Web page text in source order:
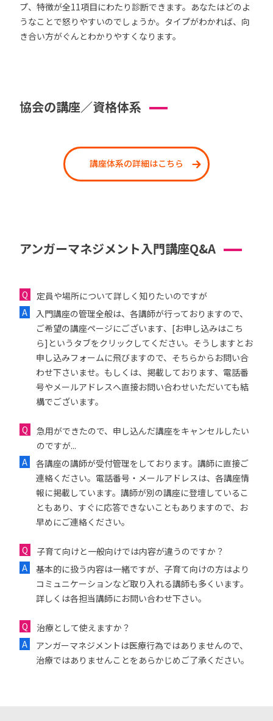
プ、特徴が全11項目にわたり診断できます。あなたはどのよ
うなことで怒りやすいのでしょうか。タイプがわかれば、向
き合い方がぐんとわかりやすくなります。
協会の講座／資格体系
講座体系の詳細はこちら
アンガーマネジメント入門講座Q&A
定員や場所について詳しく知りたいのですが
入門講座の管理全般は、各講師が行っておりますので、
ご希望の講座ページにございます、[お申し込みはこち
ら]というタブをクリックしてください。そうしますとお
申し込みフォームに飛びますので、そちらからお問い合
わせ下さいませ。もしくは、掲載しております、電話番
号やメールアドレスへ直接お問い合わせいただいても結
構でございます。
急用ができたので、申し込んだ講座をキャンセルしたい
のですが...
各講座の講師が受付管理をしております。講師に直接ご
連絡ください。電話番号・メールアドレスは、各講座情
報に掲載しています。講師が別の講座に登壇しているこ
ともあり、すぐに応答できないこともありますので、お
早めにご連絡ください。
子育て向けと一般向けでは内容が違うのですか？
基本的に扱う内容は一緒ですが、子育て向けの方はより
コミュニケーションなど取り入れる講師も多くいます。
詳しくは各担当講師にお問い合わせ下さい。
治療として使えますか？
アンガーマネジメントは医療行為ではありませんので、
治療ではありませんことをあらかじめご了承ください。